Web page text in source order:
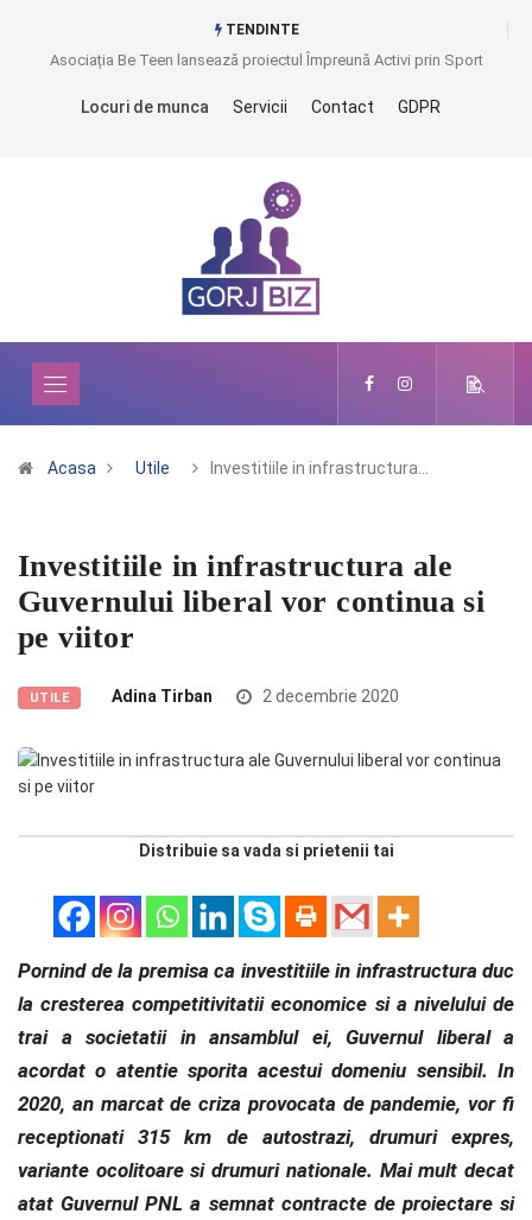
TENDINTE
Asociația Be Teen lansează proiectul Împreună Activi prin Sport
Locuri de munca Servicii Contact GDPR
Acasa Utile Investitiile in infrastructura…
Investitiile in infrastructura ale
Guvernului liberal vor continua si
pe viitor
UTILE Adina Tirban 2 decembrie 2020
Distribuie sa vada si prietenii tai
Pornind de la premisa ca investitiile in infrastructura duc
la cresterea competitivitatii economice si a nivelului de
trai a societatii in ansamblul ei, Guvernul liberal a
acordat o atentie sporita acestui domeniu sensibil. In
2020, an marcat de criza provocata de pandemie, vor fi
receptionati 315 km de autostrazi, drumuri expres,
variante ocolitoare si drumuri nationale. Mai mult decat
atat Guvernul PNL a semnat contracte de proiectare si